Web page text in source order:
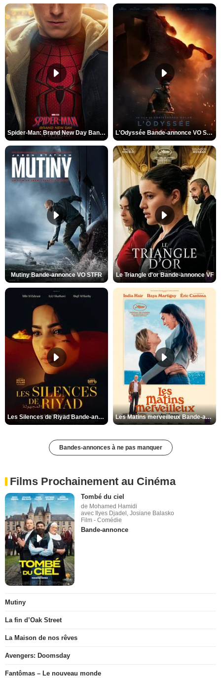
Spider-Man: Brand New Day Bande-annonce VO STFR L'Odyssée Bande-annonce VO STFR
Mutiny Bande-annonce VO STFR Le Triangle d'or Bande-annonce VF
Les Silences de Riyad Bande-annonce VO STFR Les Matins merveilleux Bande-annonce VF
Bandes-annonces à ne pas manquer
Films Prochainement au Cinéma
Tombé du ciel
de Mohamed Hamidi
avec Ilyes Djadel, Josiane Balasko
Film - Comédie
Bande-annonce
Mutiny
La fin d’Oak Street
La Maison de nos rêves
Avengers: Doomsday
Fantômas – Le nouveau monde